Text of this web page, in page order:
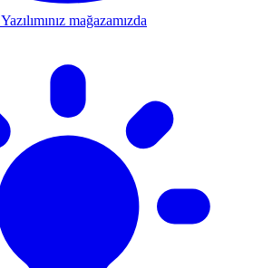
Yazılımınız mağazamızda